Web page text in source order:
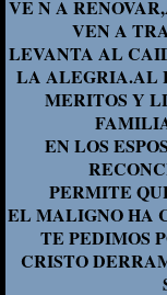
VE N A
VEN A
LEVANTA AL
LA ALEGRIA.AL
MERITOS Y
EN LOS
PERMITE
EL MALIGNO HA
TE PEDIMOS
CRISTO